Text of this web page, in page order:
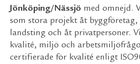
Jönköping/Nässjö med omnejd.
som stora projekt åt
landsting och åt privatpersoner.
kvalité, miljö och
certifierade för kvalité enligt